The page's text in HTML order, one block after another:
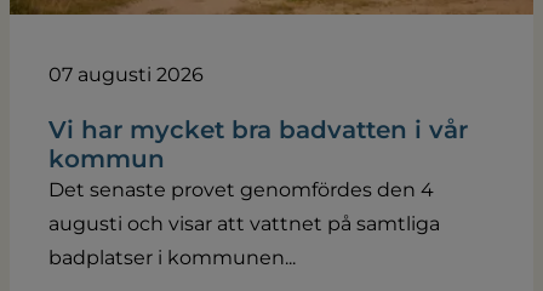
07 augusti 2026
Vi har mycket bra badvatten i vår
kommun
Det senaste provet genomfördes den 4
augusti och visar att vattnet på samtliga
badplatser i kommunen...